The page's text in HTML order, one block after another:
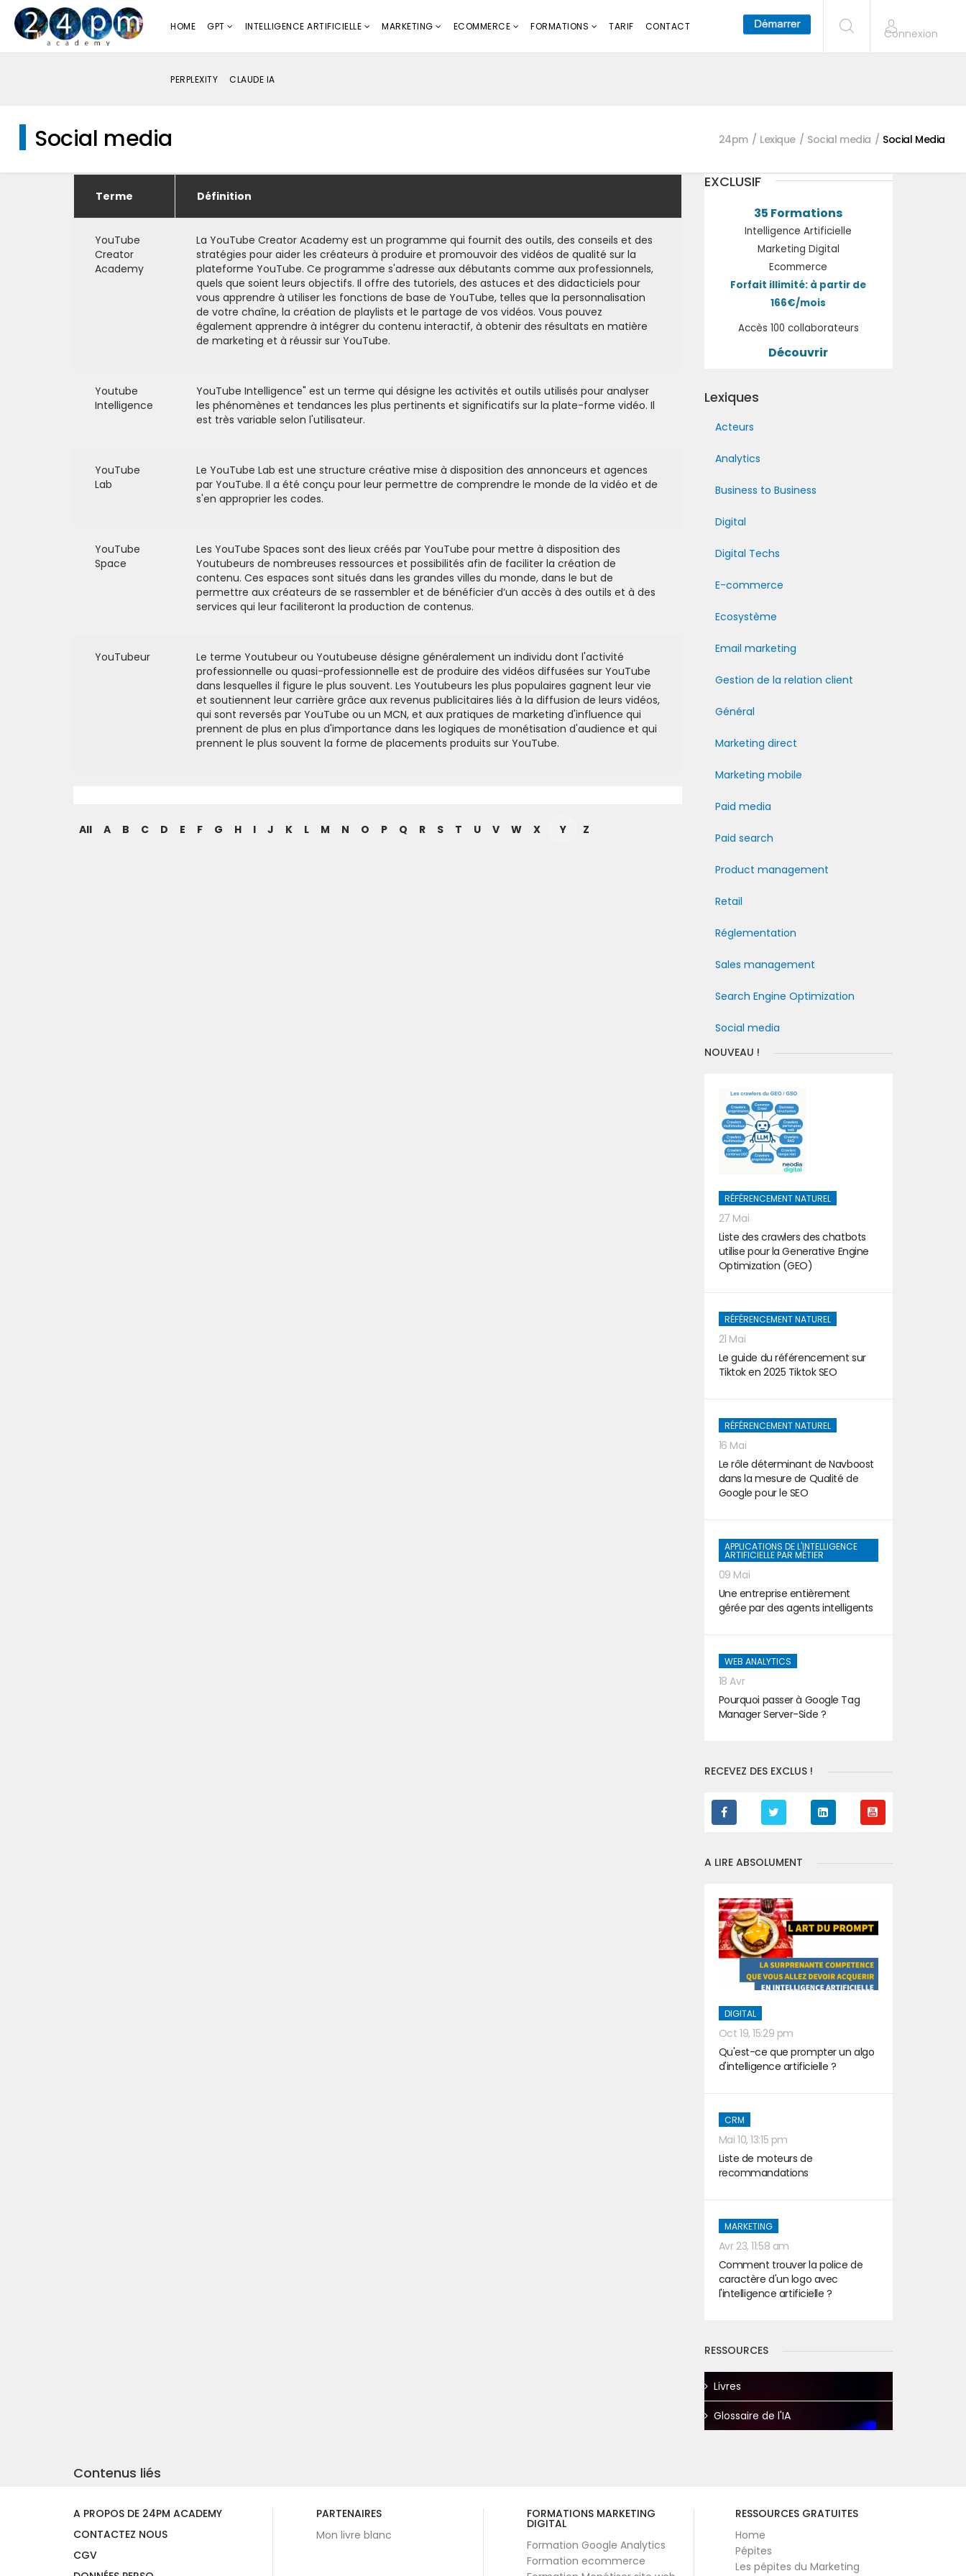
HOME GPT INTELLIGENCE ARTIFICIELLE MARKETING ECOMMERCE FORMATIONS TARIF CONTACT
PERPLEXITY CLAUDE IA
Connexion
Social media 24pm Lexique Social media Social Media
Terme Définition
YouTube
Creator
Academy
La YouTube Creator Academy est un programme qui fournit des outils, des conseils et des
stratégies pour aider les créateurs à produire et promouvoir des vidéos de qualité sur la
plateforme YouTube. Ce programme s'adresse aux débutants comme aux professionnels,
quels que soient leurs objectifs. Il offre des tutoriels, des astuces et des didacticiels pour
vous apprendre à utiliser les fonctions de base de YouTube, telles que la personnalisation
de votre chaîne, la création de playlists et le partage de vos vidéos. Vous pouvez
également apprendre à intégrer du contenu interactif, à obtenir des résultats en matière
de marketing et à réussir sur YouTube.
Youtube
Intelligence
YouTube Intelligence" est un terme qui désigne les activités et outils utilisés pour analyser
les phénomènes et tendances les plus pertinents et significatifs sur la plate-forme vidéo. Il
est très variable selon l'utilisateur.
YouTube
Lab
Le YouTube Lab est une structure créative mise à disposition des annonceurs et agences
par YouTube. Il a été conçu pour leur permettre de comprendre le monde de la vidéo et de
s'en approprier les codes.
YouTube
Space
Les YouTube Spaces sont des lieux créés par YouTube pour mettre à disposition des
Youtubeurs de nombreuses ressources et possibilités afin de faciliter la création de
contenu. Ces espaces sont situés dans les grandes villes du monde, dans le but de
permettre aux créateurs de se rassembler et de bénéficier d’un accès à des outils et à des
services qui leur faciliteront la production de contenus.
YouTubeur
Le terme Youtubeur ou Youtubeuse désigne généralement un individu dont l'activité
professionnelle ou quasi-professionnelle est de produire des vidéos diffusées sur YouTube
dans lesquelles il figure le plus souvent. Les Youtubeurs les plus populaires gagnent leur vie
et soutiennent leur carrière grâce aux revenus publicitaires liés à la diffusion de leurs vidéos,
qui sont reversés par YouTube ou un MCN, et aux pratiques de marketing d'influence qui
prennent de plus en plus d'importance dans les logiques de monétisation d'audience et qui
prennent le plus souvent la forme de placements produits sur YouTube.
All A B C D E F G H I J K L M N O P Q R S T U V W X Y Z
EXCLUSIF
35 Formations
Intelligence Artificielle
Marketing Digital
Ecommerce
Forfait illimité: à partir de
166€/mois
Accès 100 collaborateurs
Découvrir
Lexiques
Acteurs
Analytics
Business to Business
Digital
Digital Techs
E-commerce
Ecosystème
Email marketing
Gestion de la relation client
Général
Marketing direct
Marketing mobile
Paid media
Paid search
Product management
Retail
Réglementation
Sales management
Search Engine Optimization
Social media
NOUVEAU !
RÉFÉRENCEMENT NATUREL
27 Mai
Liste des crawlers des chatbots
utilise pour la Generative Engine
Optimization (GEO)
RÉFÉRENCEMENT NATUREL
21 Mai
Le guide du référencement sur
Tiktok en 2025 Tiktok SEO
RÉFÉRENCEMENT NATUREL
16 Mai
Le rôle déterminant de Navboost
dans la mesure de Qualité de
Google pour le SEO
APPLICATIONS DE L'INTELLIGENCE
ARTIFICIELLE PAR MÉTIER
09 Mai
Une entreprise entièrement
gérée par des agents intelligents
WEB ANALYTICS
18 Avr
Pourquoi passer à Google Tag
Manager Server-Side ?
RECEVEZ DES EXCLUS !
A LIRE ABSOLUMENT
DIGITAL
Oct 19, 15:29 pm
Qu'est-ce que prompter un algo
d'intelligence artificielle ?
CRM
Mai 10, 13:15 pm
Liste de moteurs de
recommandations
MARKETING
Avr 23, 11:58 am
Comment trouver la police de
caractère d'un logo avec
l'intelligence artificielle ?
RESSOURCES
Livres
Glossaire de l'IA
Contenus liés
A PROPOS DE 24PM ACADEMY
CONTACTEZ NOUS
CGV
PARTENAIRES
Mon livre blanc
FORMATIONS MARKETING
DIGITAL
Formation Google Analytics
Formation ecommerce
RESSOURCES GRATUITES
Home
Pépites
Les pépites du Marketing